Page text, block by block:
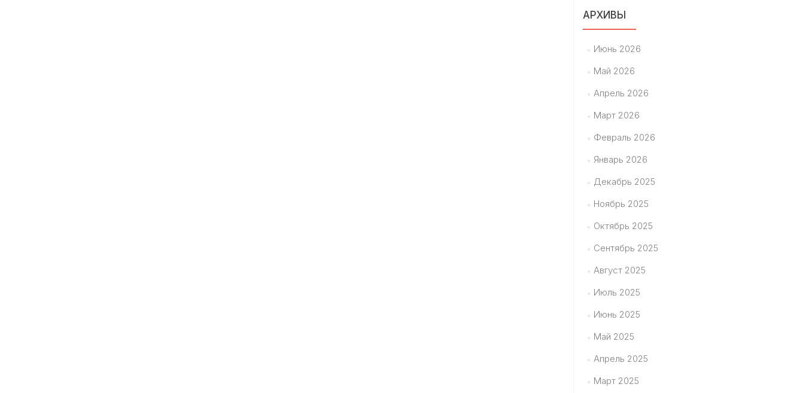
АРХИВЫ
Июнь 2026
Май 2026
Апрель 2026
Март 2026
Февраль 2026
Январь 2026
Декабрь 2025
Ноябрь 2025
Октябрь 2025
Сентябрь 2025
Август 2025
Июль 2025
Июнь 2025
Май 2025
Апрель 2025
Март 2025